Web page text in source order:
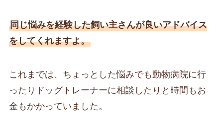
同じ悩みを経験した飼い主さんが良いアドバイス
をしてくれますよ。
これまでは、ちょっとした悩みでも動物病院に行
ったりドッグトレーナーに相談したりと時間もお
金もかかっていました。